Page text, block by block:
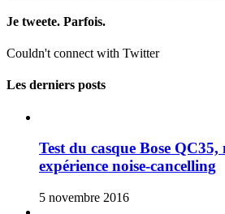
Je tweete. Parfois.
Couldn't connect with Twitter
Les derniers posts
Test du casque Bose
expérience noise-cancelling
5 novembre 2016